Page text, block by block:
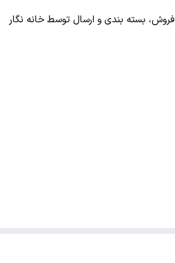
فروش، بسته بندی و ارسال توسط خانه نگار